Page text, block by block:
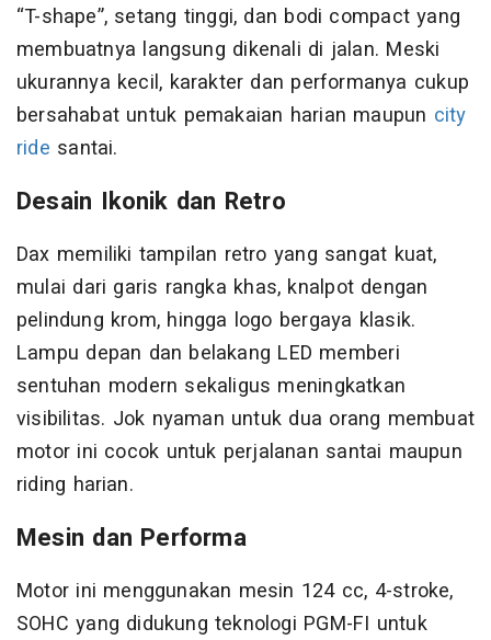
“T-shape”, setang tinggi, dan bodi compact yang
membuatnya langsung dikenali di jalan. Meski
ukurannya kecil, karakter dan performanya cukup
bersahabat untuk pemakaian harian maupun city
ride santai.
Desain Ikonik dan Retro
Dax memiliki tampilan retro yang sangat kuat,
mulai dari garis rangka khas, knalpot dengan
pelindung krom, hingga logo bergaya klasik.
Lampu depan dan belakang LED memberi
sentuhan modern sekaligus meningkatkan
visibilitas. Jok nyaman untuk dua orang membuat
motor ini cocok untuk perjalanan santai maupun
riding harian.
Mesin dan Performa
Motor ini menggunakan mesin 124 cc, 4-stroke,
SOHC yang didukung teknologi PGM-FI untuk